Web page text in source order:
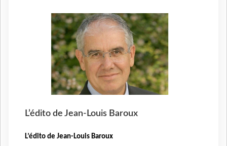
L’édito de Jean-Louis Baroux
L’édito de Jean-Louis Baroux